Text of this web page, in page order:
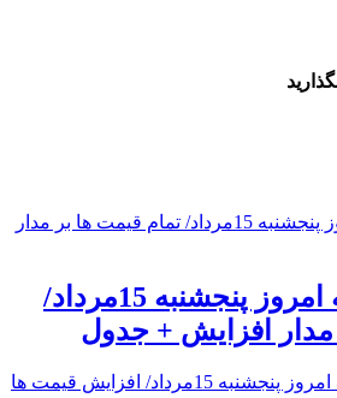
قیمت طلا و سکه امروز پنجشنبه 15مرداد/
مدار افزایش + جدول